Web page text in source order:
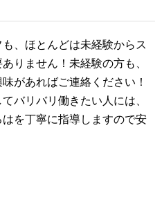
、ほとんどは未経験からス
りません！未経験の方も、
があればご連絡ください！
バリバリ働きたい人には、
を丁寧に指導しますので安